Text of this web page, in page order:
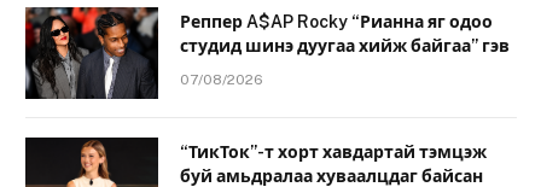
Реппер A$AP Rocky “Рианна яг одоо
студид шинэ дуугаа хийж байгаа” гэв
07/08/2026
“ТикТок”-т хорт хавдартай тэмцэж
буй амьдралаа хуваалцдаг байсан